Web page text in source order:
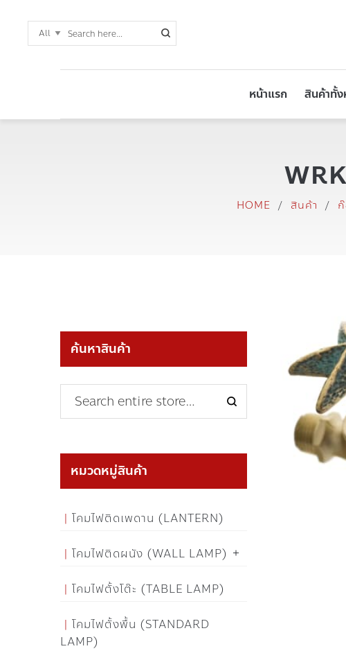
หน้าแรก สินค้าทั้
HOME / สินค้า /
ค้นหาสินค้า
หมวดหมู่สินค้า
โคมไฟติดเพดาน (LANTERN)
โคมไฟติดผนัง (WALL LAMP)
โคมไฟตั้งโต๊ะ (TABLE LAMP)
โคมไฟตั้งพื้น (STANDARD
LAMP)